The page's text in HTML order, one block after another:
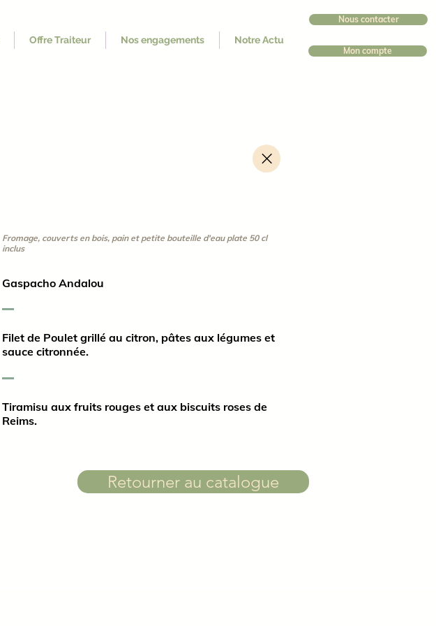
Offre Traiteur Nos engagements Notre Actu
Nous contacter
Mon compte
Fromage, couverts en bois, pain et petite bouteille d'eau plate 50 cl
inclus
Gaspacho Andalou
Filet de Poulet grillé au citron, pâtes aux légumes et
sauce citronnée.
Tiramisu aux fruits rouges et aux biscuits roses de
Reims.
Retourner au catalogue